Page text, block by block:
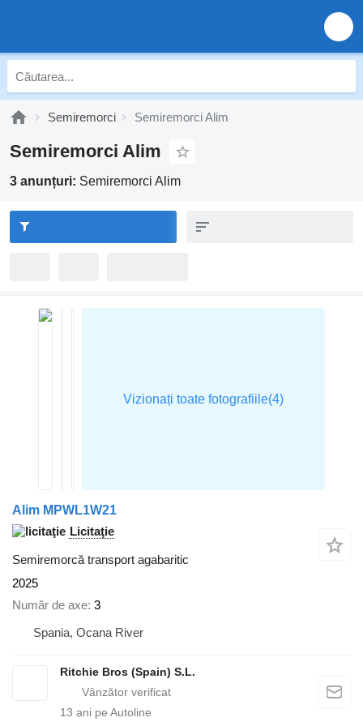
Semiremorci Semiremorci Alim
Semiremorci Alim
3 anunțuri: Semiremorci Alim
Alim MPWL1W21
Licitaţie
Semiremorcă transport agabaritic
2025
Număr de axe 3
Spania, Ocana River
Ritchie Bros (Spain) S.L.
13 ani pe Autoline